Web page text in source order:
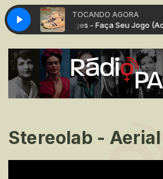
TOCANDO AGORA
Vivo) Lô Borges - Faça Seu Jogo (Ao
Stereolab -